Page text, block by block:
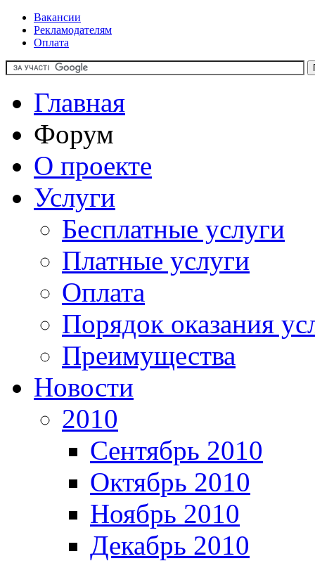
Вакансии
Рекламодателям
Оплата
Главная
Форум
О проекте
Услуги
Бесплатные услуги
Платные услуги
Оплата
Порядок оказания
Преимущества
Новости
2010
Сентябрь 2010
Октябрь 2010
Ноябрь 2010
Декабрь 2010